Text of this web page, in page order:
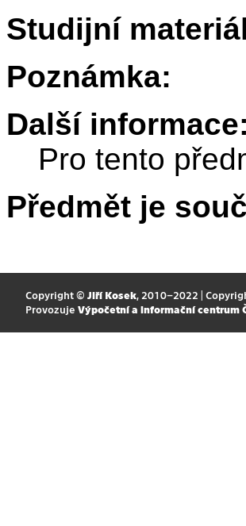
Studijní
Poznámka:
Další informace:
Pro tento
Předmět je
Copyright © Jiří Kosek, 2010–2022 |
Provozuje Výpočetní a informační centrum